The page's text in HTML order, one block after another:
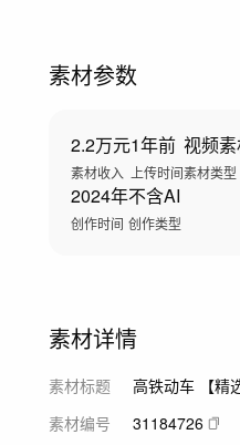
素材参数
2.2万元
素材收入
1年前
上传时间
视频
素材类型
2024年
创作时间
不含AI
创作类型
素材详情
素材标题
高铁动车 【精
素材编号
31184726